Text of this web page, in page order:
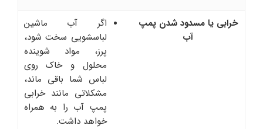
خرابی یا مسدود شدن پمپ
آب
اگر آب ماشین
لباسشویی سخت شود،
پرز، مواد شوینده
محلول و خاک روی
لباس شما باقی ماند،
مشکلاتی مانند خرابی
پمپ آب را به همراه
خواهد داشت.